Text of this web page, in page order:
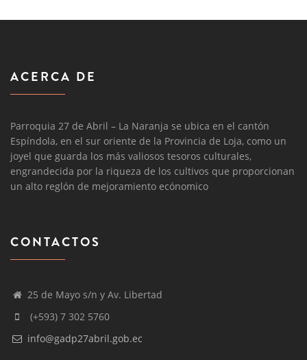
ACERCA DE
Parroquia 27 de Abril – La Naranja se ubica en el cantón
Espíndola, en el sur oriente de la Provincia de Loja, como un
joyel que guarda los más valiosos tesoros culturales,
engrandecida por la riqueza de los cultivos que proporcionan
un alto reglón de mejoramiento ecónomico
CONTACTOS
25 de Mayo s/n y Av. Libertad
(+593) 7 302 5760
info@gadp27abril.gob.ec